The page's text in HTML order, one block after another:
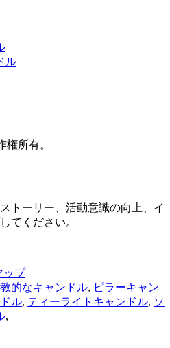
ル
権所有。
トーリー、活動意識の向上、イ
てください。
ップ
的なキャンドル, ピラーキャン
ル, ティーライトキャンドル, ソ
,